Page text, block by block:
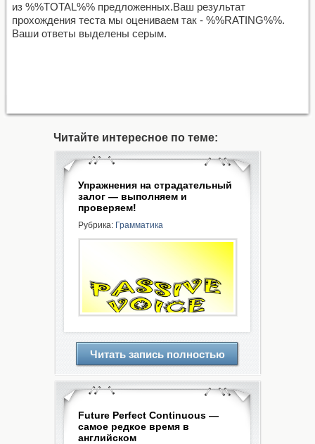
из %%TOTAL%% предложенных.Ваш результат
прохождения теста мы оцениваем так - %%RATING%%.
Ваши ответы выделены серым.
Читайте интересное по теме:
Упражнения на страдательный
залог — выполняем и
проверяем!
Рубрика: Грамматика
Читать запись полностью
Future Perfect Continuous —
самое редкое время в
английском